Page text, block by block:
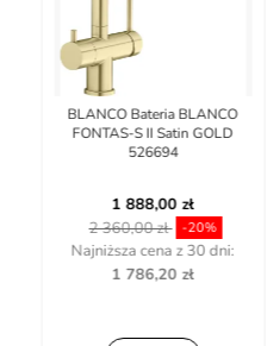
BLANCO Bateria BLANCO
FONTAS-S II Satin GOLD
526694
1 888,00 zł
2 360,00 zł -20%
Najniższa cena z 30 dni:
1 786,20 zł